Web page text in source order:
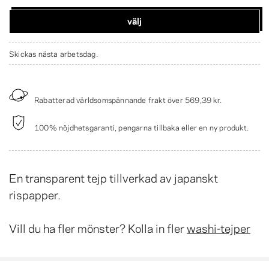
En transparent tejp tillverkad av japanskt
rispapper.
Vill du ha fler mönster? Kolla in flerwashi-tejper
välj
Skickas nästa arbetsdag.
Rabatterad världsomspännande frakt över 569,39 kr.
100% nöjdhetsgaranti, pengarna tillbaka eller en ny produkt.